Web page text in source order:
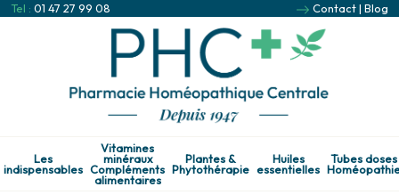
Tel : 01 47 27 99 08 Contact| Blog
Les
indispensables
Vitamines
minéraux
Compléments
alimentaires
Plantes &
Phytothérapie
Huiles
essentielles
Tubes doses